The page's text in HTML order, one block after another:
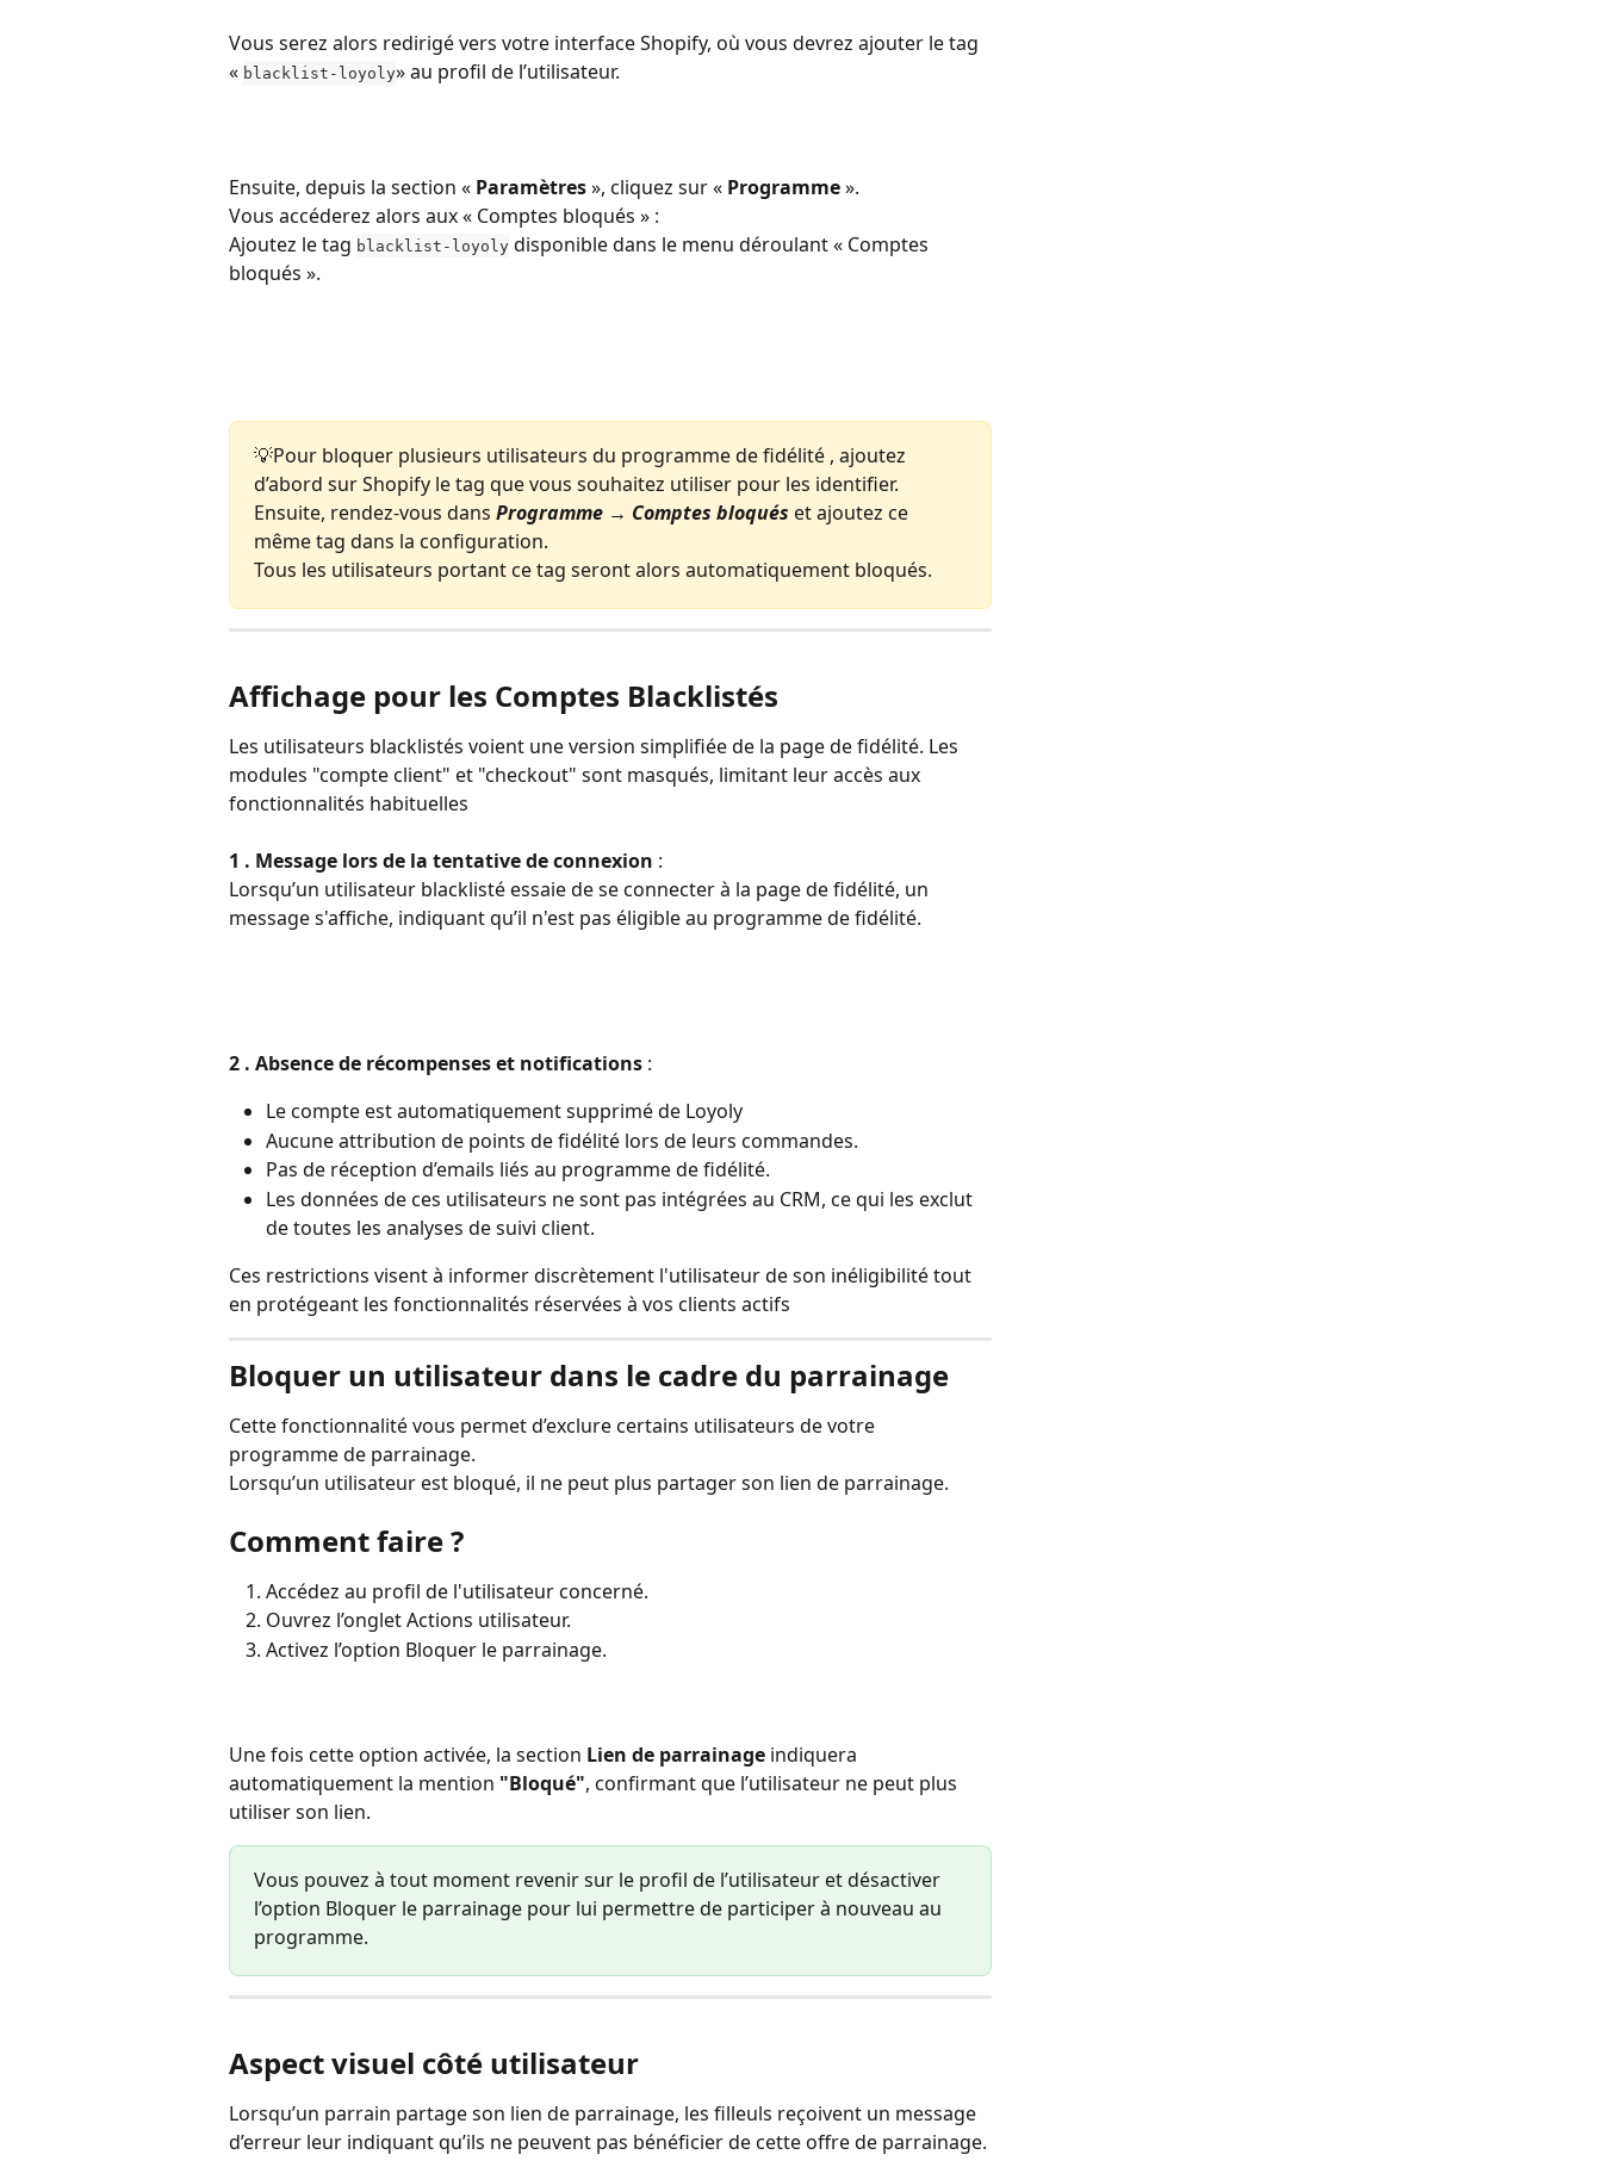
Vous serez alors redirigé vers votre interface Shopify, où vous devrez ajouter le tag
« blacklist-loyoly» au profil de l’utilisateur.
Ensuite, depuis la section « Paramètres », cliquez sur « Programme ».
Vous accéderez alors aux « Comptes bloqués » :
Ajoutez le tag blacklist-loyoly disponible dans le menu déroulant « Comptes
bloqués ».
💡Pour bloquer plusieurs utilisateurs du programme de fidélité , ajoutez
d’abord sur Shopify le tag que vous souhaitez utiliser pour les identifier.
Ensuite, rendez-vous dans Programme → Comptes bloqués et ajoutez ce
même tag dans la configuration.
Tous les utilisateurs portant ce tag seront alors automatiquement bloqués.
Affichage pour les Comptes Blacklistés
Les utilisateurs blacklistés voient une version simplifiée de la page de fidélité. Les
modules "compte client" et "checkout" sont masqués, limitant leur accès aux
fonctionnalités habituelles
1 . Message lors de la tentative de connexion :
Lorsqu’un utilisateur blacklisté essaie de se connecter à la page de fidélité, un
message s'affiche, indiquant qu’il n'est pas éligible au programme de fidélité.
2 . Absence de récompenses et notifications :
Le compte est automatiquement supprimé de Loyoly
Aucune attribution de points de fidélité lors de leurs commandes.
Pas de réception d’emails liés au programme de fidélité.
Les données de ces utilisateurs ne sont pas intégrées au CRM, ce qui les exclut
de toutes les analyses de suivi client.
Ces restrictions visent à informer discrètement l'utilisateur de son inéligibilité tout
en protégeant les fonctionnalités réservées à vos clients actifs
Bloquer un utilisateur dans le cadre du parrainage
Cette fonctionnalité vous permet d’exclure certains utilisateurs de votre
programme de parrainage.
Lorsqu’un utilisateur est bloqué, il ne peut plus partager son lien de parrainage.
Comment faire ?
Accédez au profil de l'utilisateur concerné.
Ouvrez l’onglet Actions utilisateur.
Activez l’option Bloquer le parrainage.
Une fois cette option activée, la section Lien de parrainage indiquera
automatiquement la mention "Bloqué", confirmant que l’utilisateur ne peut plus
utiliser son lien.
Vous pouvez à tout moment revenir sur le profil de l’utilisateur et désactiver
l’option Bloquer le parrainage pour lui permettre de participer à nouveau au
programme.
Aspect visuel côté utilisateur
Lorsqu’un parrain partage son lien de parrainage, les filleuls reçoivent un message
d’erreur leur indiquant qu’ils ne peuvent pas bénéficier de cette offre de parrainage.